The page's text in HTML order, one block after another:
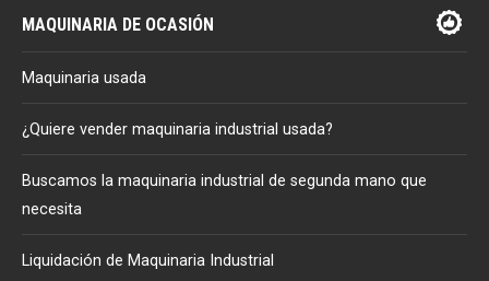
MAQUINARIA DE OCASIÓN
Maquinaria usada
¿Quiere vender maquinaria industrial usada?
Buscamos la maquinaria industrial de segunda mano que
necesita
Liquidación de Maquinaria Industrial